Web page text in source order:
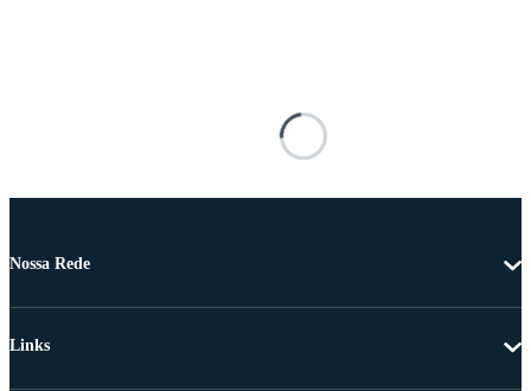
Nossa Rede
Links